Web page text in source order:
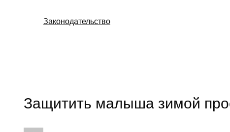
Законодательство
Защитить малыша зимой